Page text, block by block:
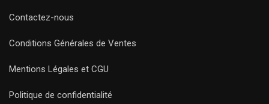
Contactez-nous
Conditions Générales de Ventes
Mentions Légales et CGU
Politique de confidentialité